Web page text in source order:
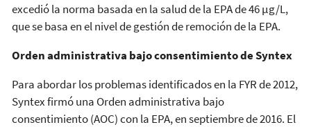
excedió la norma basada en la salud de la EPA de 46 µg/L,
que se basa en el nivel de gestión de remoción de la EPA.
Orden administrativa bajo consentimiento de Syntex
Para abordar los problemas identificados en la FYR de 2012,
Syntex firmó una Orden administrativa bajo
consentimiento (AOC) con la EPA, en septiembre de 2016. El